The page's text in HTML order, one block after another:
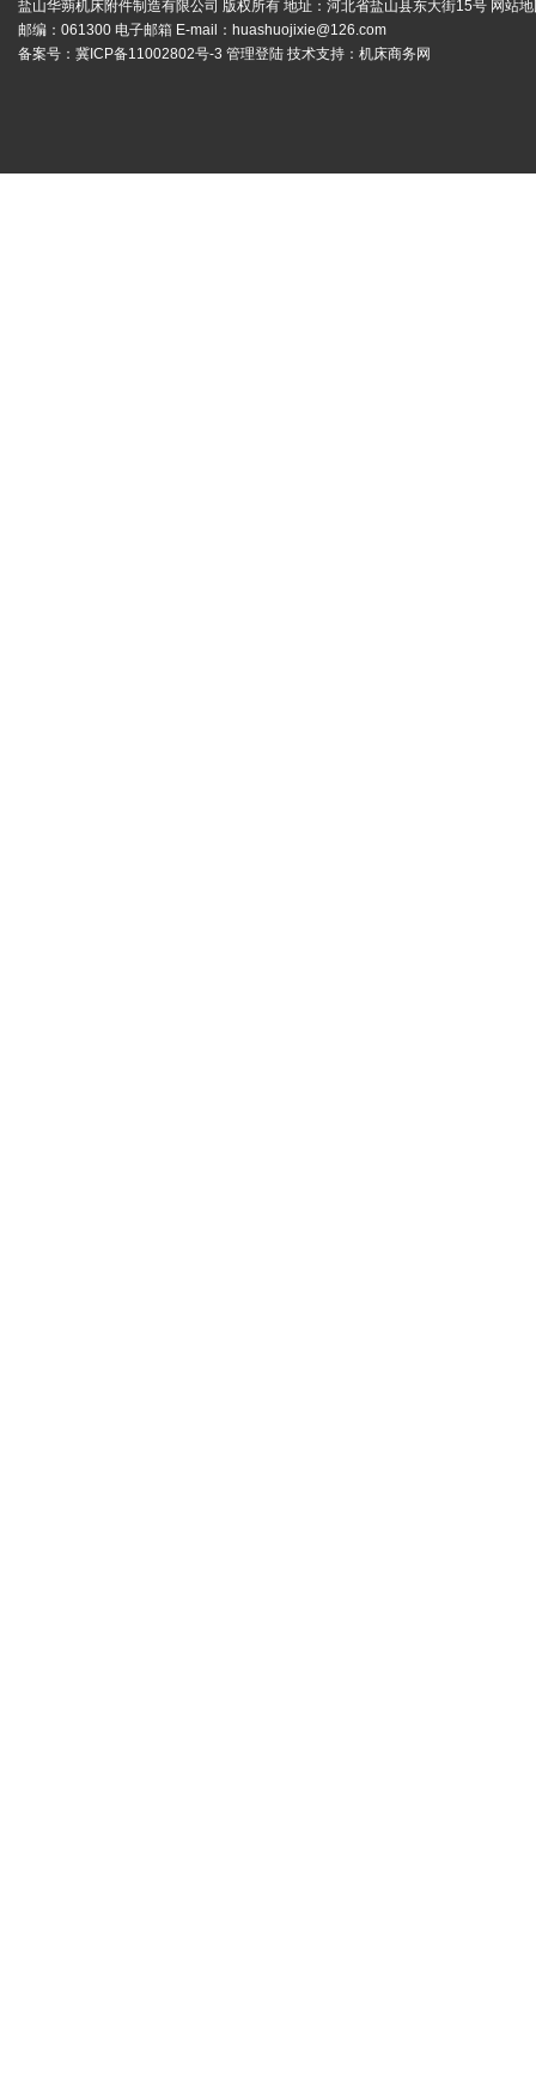
盐山华蒴机床附件制造有限公司 版权所有 地址：河北省盐山县东大街15号 网站
邮编：061300 电子邮箱 E-mail： huashuojixie@126.com
备案号： 冀ICP备11002802号-3 管理登陆 技术支持： 机床商务网